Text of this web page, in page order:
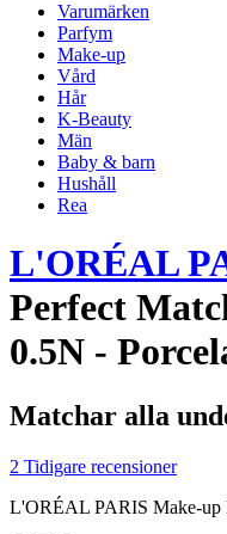
Varumärken
Parfym
Make-up
Vård
Hår
K-Beauty
Män
Baby & barn
Hushåll
Rea
L'ORÉAL
Perfect
0.5N -
Matchar alla
2 Tidigare recensioner
L'ORÉAL PARIS Make-up